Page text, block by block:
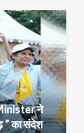
ने
” का संदेश